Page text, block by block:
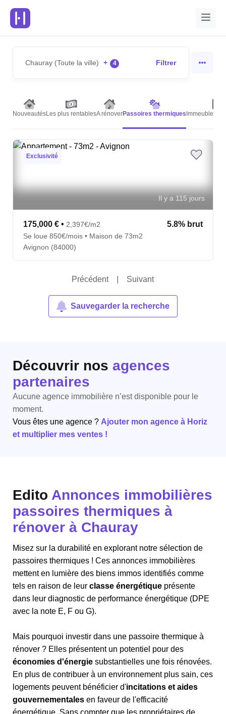
Chauray (Toute la ville) + 4 Filtrer
NouveautésLes plus rentablesA rénoverPassoires thermiques Immeubles
Exclusivité
Il y a 115 jours
175,000 € • 2,397€/m2 5.8% brut
Se loue 850€/mois • Maison de 73m2
Avignon (84000)
Précédent Suivant
Sauvegarder la recherche
Découvrir nos agences
partenaires
Aucune agence immobilière n’est disponible pour le
moment.
Vous êtes une agence ? Ajouter mon agence à Horiz
et multiplier mes ventes !
Edito Annonces immobilières
passoires thermiques à
rénover à Chauray
Misez sur la durabilité en explorant notre sélection de
passoires thermiques ! Ces annonces immobilières
mettent en lumière des biens immos identifiés comme
tels en raison de leur classe énergétique présente
dans leur diagnostic de performance énergétique (DPE
avec la note E, F ou G).
Mais pourquoi investir dans une passoire thermique à
rénover ? Elles présentent un potentiel pour des
économies d'énergie substantielles une fois rénovées.
En plus de contribuer à un environnement plus sain, ces
logements peuvent bénéficier d'incitations et aides
gouvernementales en faveur de l'efficacité
énergétique. Sans compter que les propriétaires de